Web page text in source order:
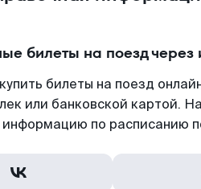
билеты на поезд через
билеты на поезд
или банковской картой.
информацию по расписанию